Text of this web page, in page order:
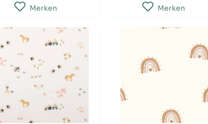
Merken
Merken